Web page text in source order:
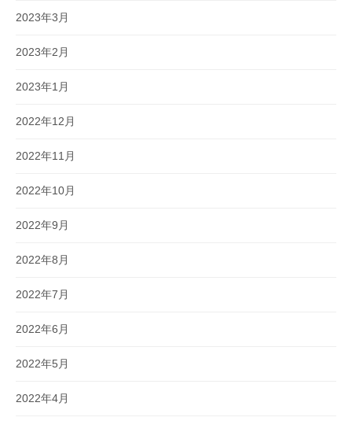
2023年3月
2023年2月
2023年1月
2022年12月
2022年11月
2022年10月
2022年9月
2022年8月
2022年7月
2022年6月
2022年5月
2022年4月